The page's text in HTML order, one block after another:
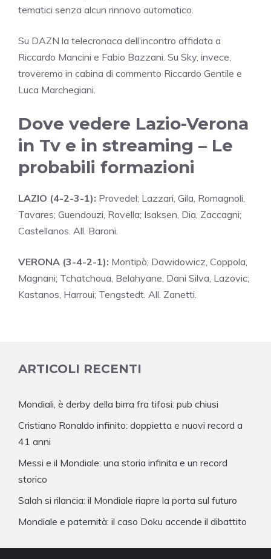
tematici senza alcun rinnovo automatico.
Su DAZN la telecronaca dell’incontro affidata a
Riccardo Mancini e Fabio Bazzani. Su Sky, invece,
troveremo in cabina di commento Riccardo Gentile e
Luca Marchegiani.
Dove vedere Lazio-Verona
in Tv e in streaming – Le
probabili formazioni
LAZIO (4-2-3-1): Provedel; Lazzari, Gila, Romagnoli,
Tavares; Guendouzi, Rovella; Isaksen, Dia, Zaccagni;
Castellanos. All. Baroni.
VERONA (3-4-2-1): Montipò; Dawidowicz, Coppola,
Magnani; Tchatchoua, Belahyane, Dani Silva, Lazovic;
Kastanos, Harroui; Tengstedt. All. Zanetti.
ARTICOLI RECENTI
Mondiali, è derby della birra fra tifosi: pub chiusi
Cristiano Ronaldo infinito: doppietta e nuovi record a
41 anni
Messi e il Mondiale: una storia infinita e un record
storico
Salah si rilancia: il Mondiale riapre la porta sul futuro
Mondiale e paternità: il caso Doku accende il dibattito